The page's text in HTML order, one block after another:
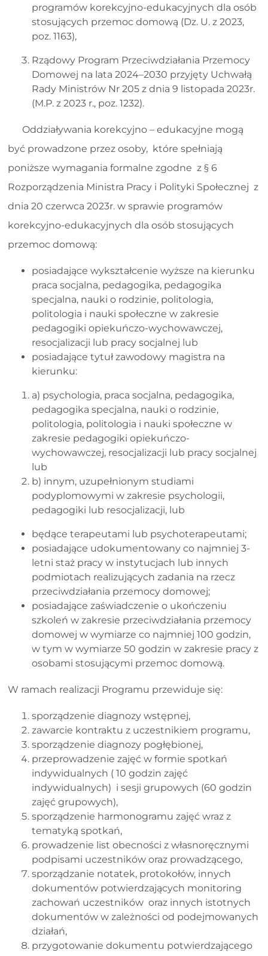
programów korekcyjno-edukacyjnych dla osób
stosujących przemoc domową (Dz. U. z 2023,
poz. 1163),
Rządowy Program Przeciwdziałania Przemocy
Domowej na lata 2024–2030 przyjęty Uchwałą
Rady Ministrów Nr 205 z dnia 9 listopada 2023r.
(M.P. z 2023 r., poz. 1232).
Oddziaływania korekcyjno – edukacyjne mogą
być prowadzone przez osoby, które spełniają
poniższe wymagania formalne zgodne z § 6
Rozporządzenia Ministra Pracy i Polityki Społecznej z
dnia 20 czerwca 2023r. w sprawie programów
korekcyjno-edukacyjnych dla osób stosujących
przemoc domową:
posiadające wykształcenie wyższe na kierunku
praca socjalna, pedagogika, pedagogika
specjalna, nauki o rodzinie, politologia,
politologia i nauki społeczne w zakresie
pedagogiki opiekuńczo-wychowawczej,
resocjalizacji lub pracy socjalnej lub
posiadające tytuł zawodowy magistra na
kierunku:
a) psychologia, praca socjalna, pedagogika,
pedagogika specjalna, nauki o rodzinie,
politologia, politologia i nauki społeczne w
zakresie pedagogiki opiekuńczo-
wychowawczej, resocjalizacji lub pracy socjalnej
lub
b) innym, uzupełnionym studiami
podyplomowymi w zakresie psychologii,
pedagogiki lub resocjalizacji, lub
będące terapeutami lub psychoterapeutami;
posiadające udokumentowany co najmniej 3-
letni staż pracy w instytucjach lub innych
podmiotach realizujących zadania na rzecz
przeciwdziałania przemocy domowej;
posiadające zaświadczenie o ukończeniu
szkoleń w zakresie przeciwdziałania przemocy
domowej w wymiarze co najmniej 100 godzin,
w tym w wymiarze 50 godzin w zakresie pracy z
osobami stosującymi przemoc domową.
W ramach realizacji Programu przewiduje się:
sporządzenie diagnozy wstępnej,
zawarcie kontraktu z uczestnikiem programu,
sporządzenie diagnozy pogłębionej,
przeprowadzenie zajęć w formie spotkań
indywidualnych ( 10 godzin zajęć
indywidualnych) i sesji grupowych (60 godzin
zajęć grupowych),
sporządzenie harmonogramu zajęć wraz z
tematyką spotkań,
prowadzenie list obecności z własnoręcznymi
podpisami uczestników oraz prowadzącego,
sporządzanie notatek, protokołów, innych
dokumentów potwierdzających monitoring
zachowań uczestników oraz innych istotnych
dokumentów w zależności od podejmowanych
działań,
przygotowanie dokumentu potwierdzającego